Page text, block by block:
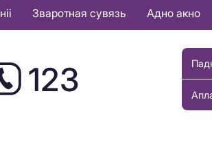
Зваротная сувязь Адно акно
123